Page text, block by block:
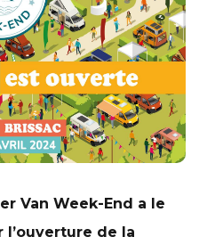
Van Week-End a le
l’ouverture de la